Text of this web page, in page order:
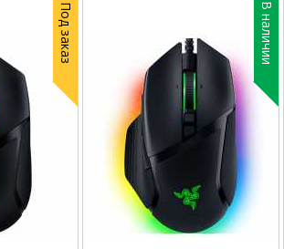
Под заказ В наличии